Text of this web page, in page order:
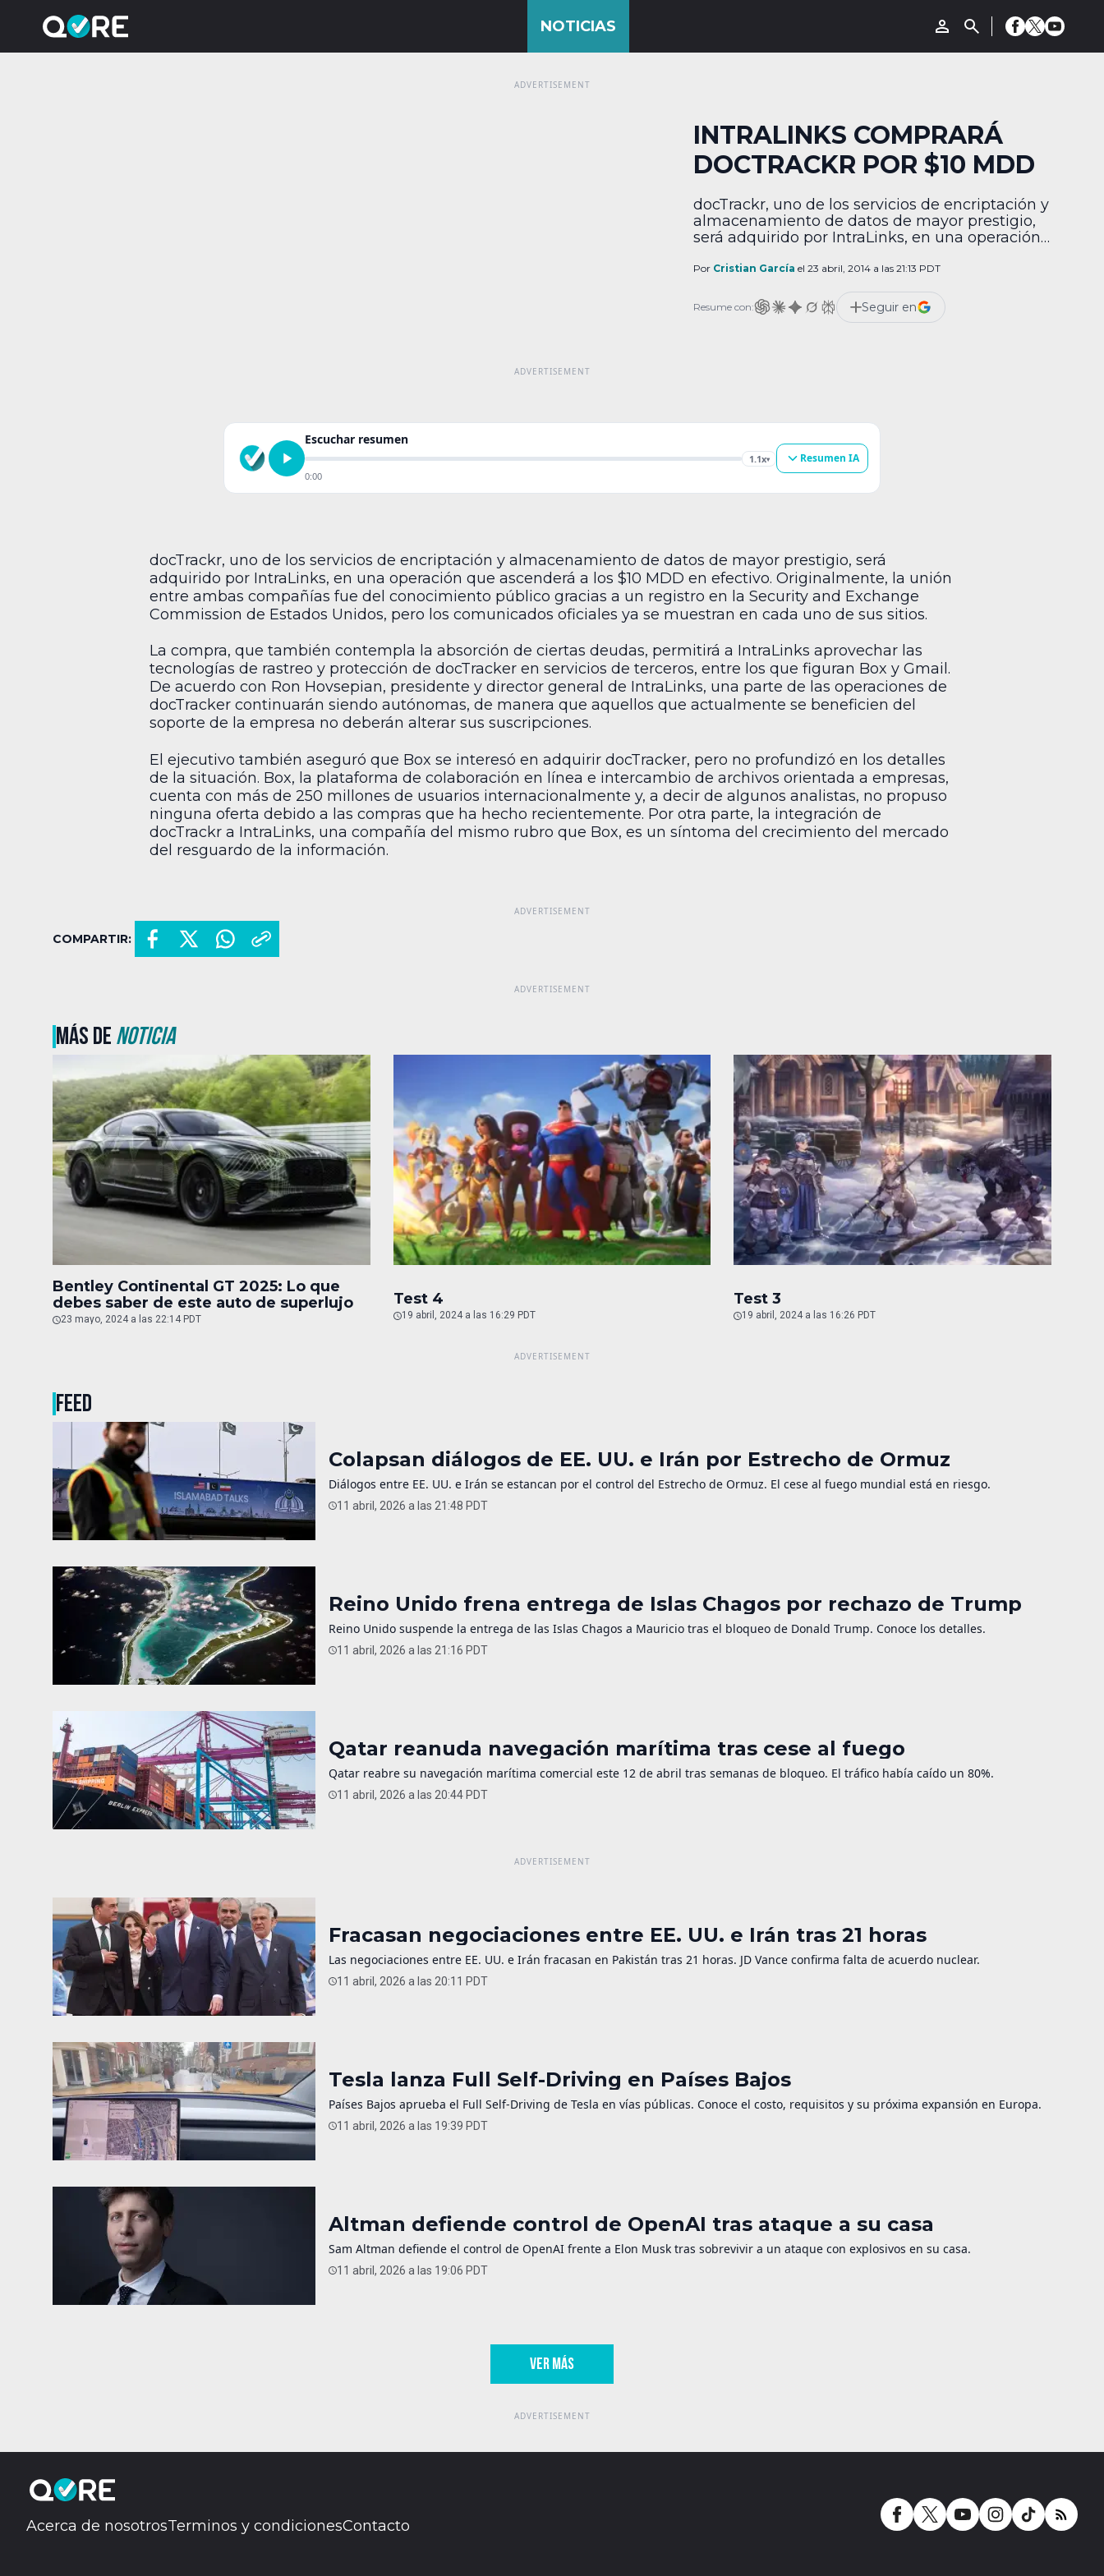
INTRALINKS COMPRARÁ
DOCTRACKR POR $10 MDD
docTrackr, uno de los servicios de encriptación y
almacenamiento de datos de mayor prestigio,
será adquirido por IntraLinks, en una operación
Originalmente, la unión entre ambas
gracias a un registro en la Security and
Exchange Commission de Estados Unidos, pero
Por Cristian García el 23 abril, 2014 a las 21:13 PDT
Resume con: Seguir en
Escuchar resumen
1.1x▾
0:00
Resumen IA
docTrackr, uno de los servicios de encriptación y almacenamiento de datos de mayor prestigio, será
adquirido por IntraLinks, en una operación que ascenderá a los $10 MDD en efectivo. Originalmente, la unión
entre ambas compañías fue del conocimiento público gracias a un registro en la Security and Exchange
Commission de Estados Unidos, pero los comunicados oficiales ya se muestran en cada uno de sus sitios.
La compra, que también contempla la absorción de ciertas deudas, permitirá a IntraLinks aprovechar las
tecnologías de rastreo y protección de docTracker en servicios de terceros, entre los que figuran Box y Gmail.
De acuerdo con Ron Hovsepian, presidente y director general de IntraLinks, una parte de las operaciones de
docTracker continuarán siendo autónomas, de manera que aquellos que actualmente se beneficien del
soporte de la empresa no deberán alterar sus suscripciones.
El ejecutivo también aseguró que Box se interesó en adquirir docTracker, pero no profundizó en los detalles
de la situación. Box, la plataforma de colaboración en línea e intercambio de archivos orientada a empresas,
cuenta con más de 250 millones de usuarios internacionalmente y, a decir de algunos analistas, no propuso
ninguna oferta debido a las compras que ha hecho recientemente. Por otra parte, la integración de
docTrackr a IntraLinks, una compañía del mismo rubro que Box, es un síntoma del crecimiento del mercado
del resguardo de la información.
COMPARTIR:
MÁS DENOTICIA
Bentley Continental GT 2025: Lo que
debes saber de este auto de superlujo
23 mayo, 2024 a las 22:14 PDT
Test 4
19 abril, 2024 a las 16:29 PDT
Test 3
19 abril, 2024 a las 16:26 PDT
FEED
Colapsan diálogos de EE. UU. e Irán por Estrecho de Ormuz
Diálogos entre EE. UU. e Irán se estancan por el control del Estrecho de Ormuz. El cese al fuego mundial está en riesgo.
11 abril, 2026 a las 21:48 PDT
Reino Unido frena entrega de Islas Chagos por rechazo de Trump
Reino Unido suspende la entrega de las Islas Chagos a Mauricio tras el bloqueo de Donald Trump. Conoce los detalles.
11 abril, 2026 a las 21:16 PDT
Qatar reanuda navegación marítima tras cese al fuego
Qatar reabre su navegación marítima comercial este 12 de abril tras semanas de bloqueo. El tráfico había caído un 80%.
11 abril, 2026 a las 20:44 PDT
Fracasan negociaciones entre EE. UU. e Irán tras 21 horas
Las negociaciones entre EE. UU. e Irán fracasan en Pakistán tras 21 horas. JD Vance confirma falta de acuerdo nuclear.
11 abril, 2026 a las 20:11 PDT
Tesla lanza Full Self-Driving en Países Bajos
Países Bajos aprueba el Full Self-Driving de Tesla en vías públicas. Conoce el costo, requisitos y su próxima expansión en Europa.
11 abril, 2026 a las 19:39 PDT
Altman defiende control de OpenAI tras ataque a su casa
Sam Altman defiende el control de OpenAI frente a Elon Musk tras sobrevivir a un ataque con explosivos en su casa.
11 abril, 2026 a las 19:06 PDT
VER MÁS
Acerca de nosotrosTerminos y condicionesContacto